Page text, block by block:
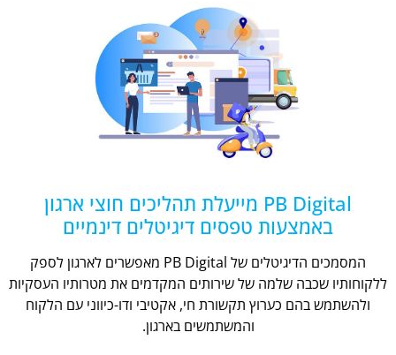
PB Digital מייעלת תהליכים חוצי ארגון
באמצעות טפסים דיגיטלים דינמיים
המסמכים הדיגיטלים של PB Digital מאפשרים לארגון לספק
ללקוחותיו שכבה שלמה של שירותים המקדמים את מטרותיו העסקיות
ולהשתמש בהם כערוץ תקשורת חי, אקטיבי ודו-כיווני עם הלקוח
והמשתמשים בארגון.